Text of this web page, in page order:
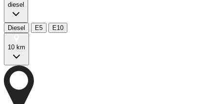
diesel
Diesel E5 E10
10 km